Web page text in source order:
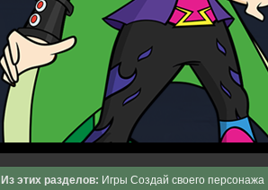
Из этих разделов: Игры Создай своего персонажа